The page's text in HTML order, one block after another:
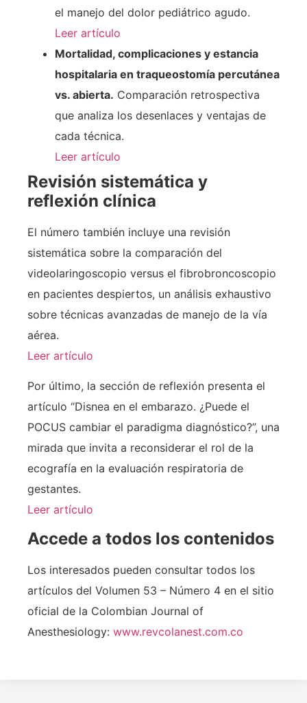
el manejo del dolor pediátrico agudo.
Leer artículo
Mortalidad, complicaciones y estancia
hospitalaria en traqueostomía percutánea
vs. abierta. Comparación retrospectiva
que analiza los desenlaces y ventajas de
cada técnica.
Leer artículo
Revisión sistemática y
reflexión clínica
El número también incluye una revisión
sistemática sobre la comparación del
videolaringoscopio versus el fibrobroncoscopio
en pacientes despiertos, un análisis exhaustivo
sobre técnicas avanzadas de manejo de la vía
aérea.
Leer artículo
Por último, la sección de reflexión presenta el
artículo “Disnea en el embarazo. ¿Puede el
POCUS cambiar el paradigma diagnóstico?”, una
mirada que invita a reconsiderar el rol de la
ecografía en la evaluación respiratoria de
gestantes.
Leer artículo
Accede a todos los contenidos
Los interesados pueden consultar todos los
artículos del Volumen 53 – Número 4 en el sitio
oficial de la Colombian Journal of
Anesthesiology: www.revcolanest.com.co